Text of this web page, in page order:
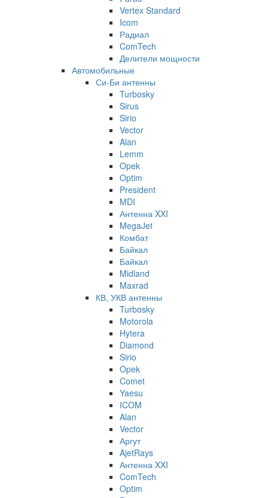
Vertex Standard
Icom
Радиал
ComTech
Делители мощности
Автомобильные
Си-Би антенны
Turbosky
Sirus
Sirio
Vector
Alan
Lemm
Opek
Optim
President
MDI
Антенна XXI
MegaJet
Комбат
Байкал
Байкал
Midland
Maxrad
КВ, УКВ антенны
Turbosky
Motorola
Hytera
Diamond
Sirio
Opek
Comet
Yaesu
ICOM
Alan
Vector
Аргут
AjetRays
Антенна XXI
ComTech
Optim